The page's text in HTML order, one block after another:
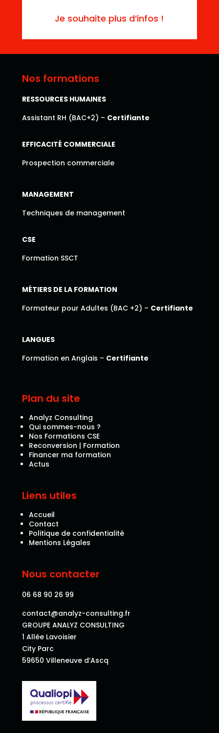
Je souhaite plus d’infos !
Nos formations
RESSOURCES HUMAINES
Assistant RH (BAC+2) – Certifiante
EFFICACITÉ COMMERCIALE
Prospection commerciale
MANAGEMENT
Techniques de management
CSE
Formation SSCT
MÉTIERS DE LA FORMATION
Formateur pour Adultes (BAC +2) – Certifiante
LANGUES
Formation en Anglais – Certifiante
Plan du site
Analyz Consulting
Qui sommes-nous ?
Nos Formations CSE
Reconversion | Formation
Financer ma formation
Actus
Liens utiles
Accueil
Contact
Politique de confidentialité
Mentions Légales
Nous contacter
06 68 90 26 99
contact@analyz-consulting.fr
GROUPE ANALYZ CONSULTING
1 Allée Lavoisier
City Parc
59650 Villeneuve d’Ascq